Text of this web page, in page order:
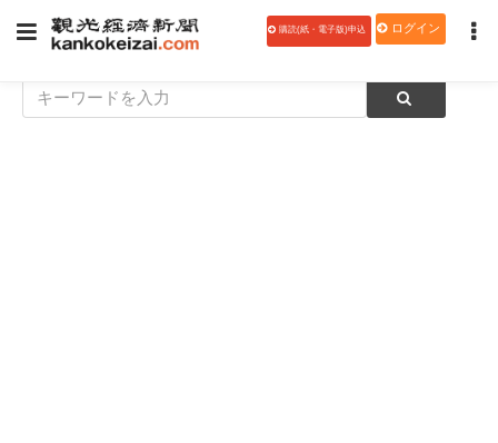
購読(紙・電子版)申込 ログイン